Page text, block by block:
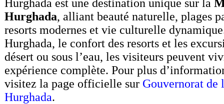
Hurghada est une destination unique sur la
Hurghada, alliant beauté naturelle, plages
resorts modernes et vie culturelle
Hurghada, le confort des resorts et les
désert ou sous l’eau, les visiteurs peuvent
expérience complète. Pour plus
visitez la page officielle sur Gouvernorat de
Hurghada.